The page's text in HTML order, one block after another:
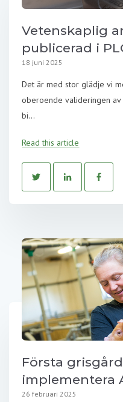
Vetenskaplig
publicerad i
18 juni 2025
Det är med stor glädje vi
oberoende valideringen
bi...
Read this article
Första
implementera
26 februari 2025